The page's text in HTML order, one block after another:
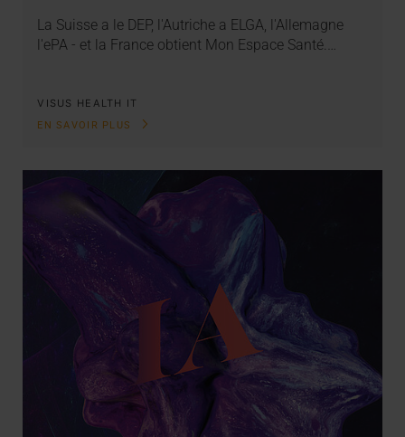
La Suisse a le DEP, l'Autriche a ELGA, l'Allemagne
l'ePA - et la France obtient Mon Espace Santé.…
VISUS HEALTH IT
EN SAVOIR PLUS